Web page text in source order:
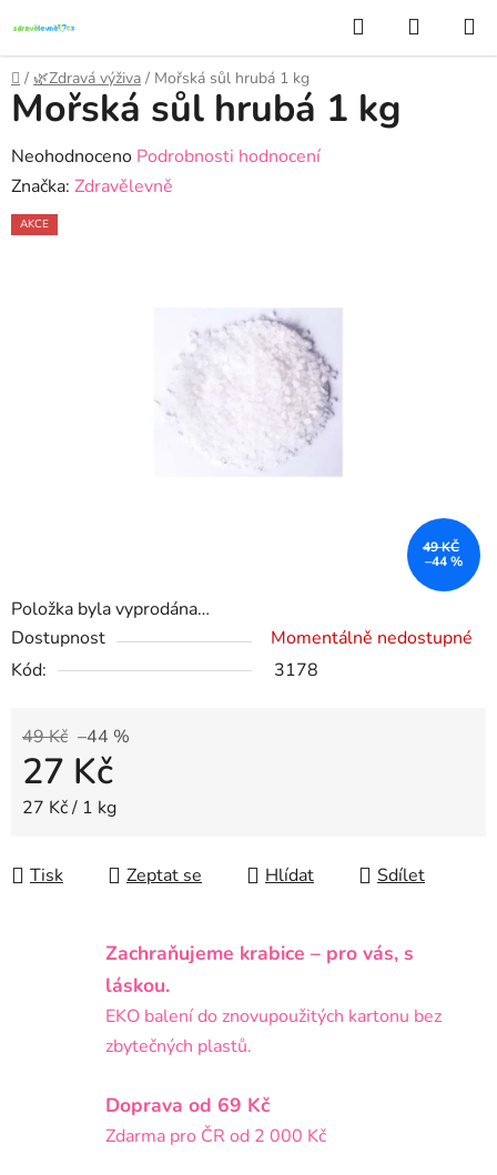
na
obsah
Hledat
KOŠÍK
Domů
/ 🌿Zdravá výživa / Mořská sůl hrubá 1 kg
Položka byla vyprodána…
Dostupnost
Momentálně nedostupné
Kód:
3178
49 Kč –44 %
27 Kč
Měrná cena:
27 Kč / 1 kg
Tisk Zeptat se Hlídat Sdílet
Mořská sůl hrubá 1 kg
Průměrné
hodnocení
produktu
Neohodnoceno Podrobnosti hodnocení
Značka: Zdravělevně
AKCE
49 KČ
–44 %
Zachraňujeme krabice – pro vás, s
láskou.
EKO balení do znovupoužitých kartonu bez
zbytečných plastů.
Doprava od 69 Kč
Zdarma pro ČR od 2 000 Kč